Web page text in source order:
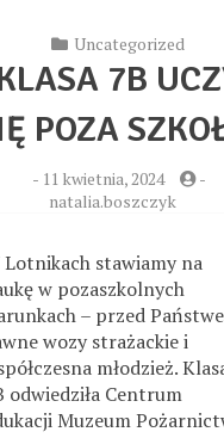
Uncategorized
7B
POZA
- 11 kwietnia, 2024
-
natalia.boszczyk
Lotnikach stawiamy na
w pozaszkolnych
– przed
wozy strażackie i
młodzież.
odwiedziła Centrum
Muzeum